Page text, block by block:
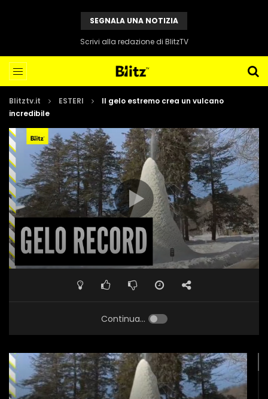
SEGNALA UNA NOTIZIA
Scrivi alla redazione di BlitzTV
Blitztv.it ESTERI
Il gelo estremo crea un vulcano
incredibile
Continua...